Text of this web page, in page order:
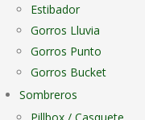
Estibador
Gorros Lluvia
Gorros Punto
Gorros Bucket
Sombreros